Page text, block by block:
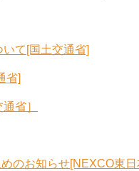
て[国土交通省]
省]
通省］
のお知らせ[NEXCO東日